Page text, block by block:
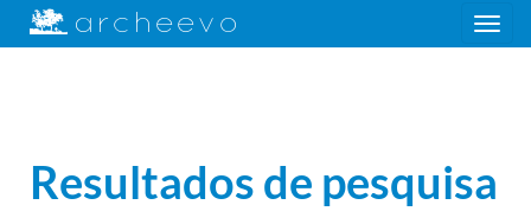
Toggle
navigation
Resultados de pesquisa